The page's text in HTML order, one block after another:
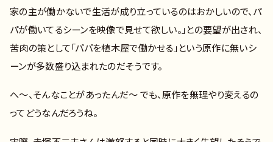
家の主が働かないで生活が成り立っているのはおかしいので、パ
パが働いてるシーンを映像で見せて欲しい。」との要望が出され、
苦肉の策として「パパを植木屋で働かせる」という原作に無いシ
ーンが多数盛り込まれたのだそうです。
へ～、そんなことがあったんだ～ でも、原作を無理やり変えるの
ってどうなんだろうね。